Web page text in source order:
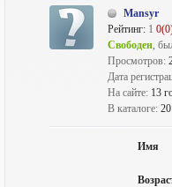
Mansyr
Рейтинг: 1
Свободен,
Просмотров:
Дата
На сайте: 13
В каталоге:
Имя